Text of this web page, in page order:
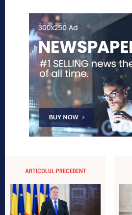
ARTICOLUL PRECEDENT